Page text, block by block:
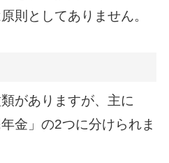
則としてありません。
がありますが、主に
金」の2つに分けられま